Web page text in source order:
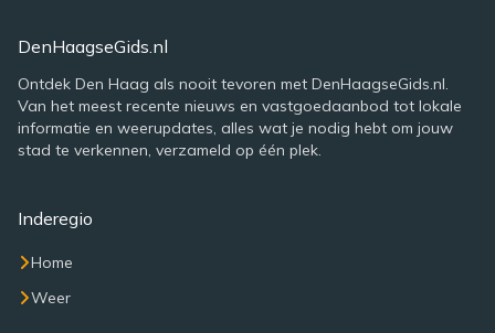
DenHaagseGids.nl
Ontdek Den Haag als nooit tevoren met DenHaagseGids.nl.
Van het meest recente nieuws en vastgoedaanbod tot lokale
informatie en weerupdates, alles wat je nodig hebt om jouw
stad te verkennen, verzameld op één plek.
Inderegio
Home
Weer